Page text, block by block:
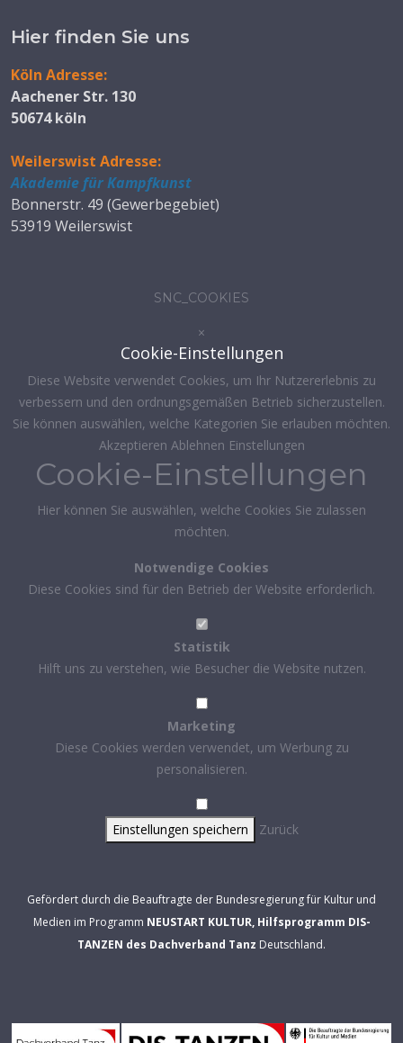
Hier finden Sie uns
Köln Adresse:
Aachener Str. 130
50674 köln
Weilerswist Adresse:
Akademie für Kampfkunst
Bonnerstr. 49 (Gewerbegebiet)
53919 Weilerswist
SNC_COOKIES
×
Cookie-Einstellungen
Diese Website verwendet Cookies, um Ihr Nutzererlebnis zu
verbessern und den ordnungsgemäßen Betrieb sicherzustellen.
Sie können auswählen, welche Kategorien Sie erlauben möchten.
Akzeptieren Ablehnen Einstellungen
Cookie-Einstellungen
Hier können Sie auswählen, welche Cookies Sie zulassen
möchten.
Notwendige Cookies
Diese Cookies sind für den Betrieb der Website erforderlich.
Statistik
Hilft uns zu verstehen, wie Besucher die Website nutzen.
Marketing
Diese Cookies werden verwendet, um Werbung zu
personalisieren.
Einstellungen speichern Zurück
Gefördert durch die Beauftragte der Bundesregierung für Kultur und
Medien im Programm NEUSTART KULTUR, Hilfsprogramm DIS-
TANZEN des Dachverband Tanz Deutschland.